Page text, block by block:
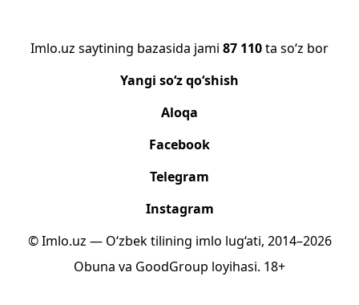
Imlo.uz saytining bazasida jami 87 110ta so‘z bor
Yangi so‘z qo‘shish
Aloqa
Facebook
Telegram
Instagram
© Imlo.uz — O‘zbek tilining imlo lug‘ati, 2014–2026
Obuna va GoodGroup loyihasi. 18+